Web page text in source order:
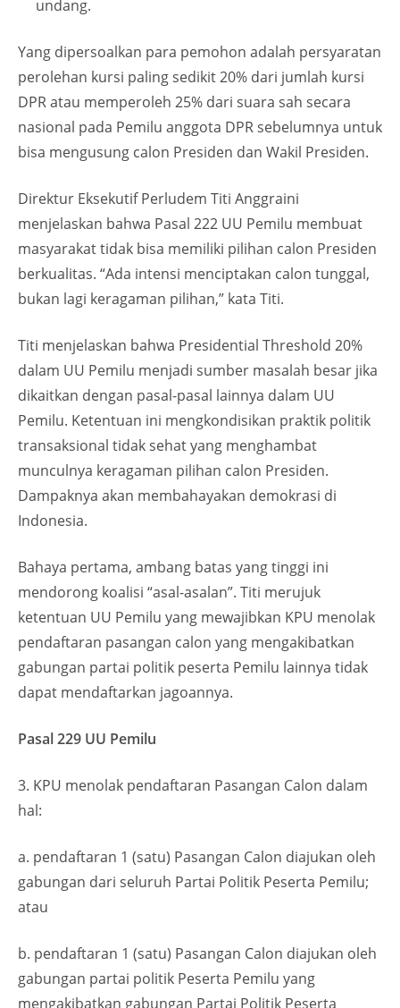
undang.
Yang dipersoalkan para pemohon adalah persyaratan
perolehan kursi paling sedikit 20% dari jumlah kursi
DPR atau memperoleh 25% dari suara sah secara
nasional pada Pemilu anggota DPR sebelumnya untuk
bisa mengusung calon Presiden dan Wakil Presiden.
Direktur Eksekutif Perludem Titi Anggraini
menjelaskan bahwa Pasal 222 UU Pemilu membuat
masyarakat tidak bisa memiliki pilihan calon Presiden
berkualitas. “Ada intensi menciptakan calon tunggal,
bukan lagi keragaman pilihan,” kata Titi.
Titi menjelaskan bahwa Presidential Threshold 20%
dalam UU Pemilu menjadi sumber masalah besar jika
dikaitkan dengan pasal-pasal lainnya dalam UU
Pemilu. Ketentuan ini mengkondisikan praktik politik
transaksional tidak sehat yang menghambat
munculnya keragaman pilihan calon Presiden.
Dampaknya akan membahayakan demokrasi di
Indonesia.
Bahaya pertama, ambang batas yang tinggi ini
mendorong koalisi “asal-asalan”. Titi merujuk
ketentuan UU Pemilu yang mewajibkan KPU menolak
pendaftaran pasangan calon yang mengakibatkan
gabungan partai politik peserta Pemilu lainnya tidak
dapat mendaftarkan jagoannya.
Pasal 229 UU Pemilu
3. KPU menolak pendaftaran Pasangan Calon dalam
hal:
a. pendaftaran 1 (satu) Pasangan Calon diajukan oleh
gabungan dari seluruh Partai Politik Peserta Pemilu;
atau
b. pendaftaran 1 (satu) Pasangan Calon diajukan oleh
gabungan partai politik Peserta Pemilu yang
mengakibatkan gabungan Partai Politik Peserta